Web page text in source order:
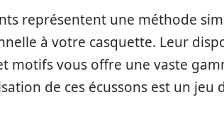
représentent une méthode
à votre casquette. Leur
motifs vous offre une vaste
de ces écussons est un jeu